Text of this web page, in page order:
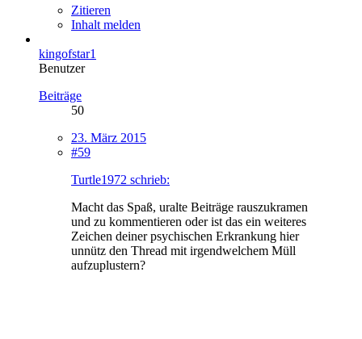
Zitieren
Inhalt melden
kingofstar1
Benutzer
Beiträge
50
23. März 2015
#59
Turtle1972 schrieb:
Macht das Spaß, uralte Beiträge rauszukramen
und zu kommentieren oder ist das ein weiteres
Zeichen deiner psychischen Erkrankung hier
unnütz den Thread mit irgendwelchem Müll
aufzuplustern?